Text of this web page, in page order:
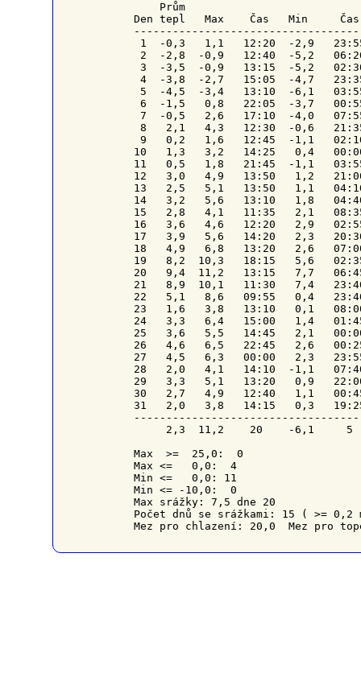
Prům
Den tepl   Max    Čas   Min
1  -0,3   1,1   12:20  -2,9
2  -2,8  -0,9   12:40  -5,2
3  -3,5  -0,9   13:15  -5,2
4  -3,8  -2,7   15:05  -4,7
5  -4,5  -3,4   13:10  -6,1
6  -1,5   0,8   22:05  -3,7
7  -0,5   2,6   17:10  -4,0
8   2,1   4,3   12:30  -0,6
9   0,2   1,6   12:45  -1,1
10   1,3   3,2   14:25   0,4
11   0,5   1,8   21:45  -1,1
12   3,0   4,9   13:50   1,2
13   2,5   5,1   13:50   1,1
14   3,2   5,6   13:10   1,8
15   2,8   4,1   11:35   2,1
16   3,6   4,6   12:20   2,9
17   3,9   5,6   14:20   2,3
18   4,9   6,8   13:20   2,6
19   8,2  10,3   18:15   5,6
20   9,4  11,2   13:15   7,7
21   8,9  10,1   11:30   7,4
22   5,1   8,6   09:55   0,4
23   1,6   3,8   13:10   0,1
24   3,3   6,4   15:00   1,4
25   3,6   5,5   14:45   2,1
26   4,6   6,5   22:45   2,6
27   4,5   6,3   00:00   2,3
28   2,0   4,1   14:10  -1,1
29   3,3   5,1   13:20   0,9
30   2,7   4,9   12:40   1,1
31   2,0   3,8   14:15   0,3
2,3  11,2    20    -6,1     5
Max  >=  25,0:  0
Max <=   0,0:  4
Min <=   0,0: 11
Min <= -10,0:  0
Max srážky: 7,5 dne 20
Počet dnů se srážkami: 15 ( >= 0,2